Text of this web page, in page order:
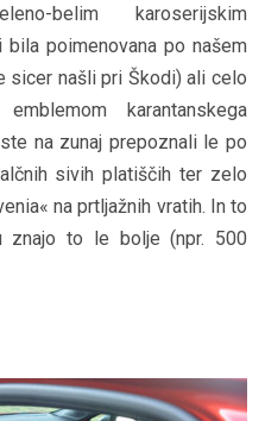
belim karoserijskim
poimenovana po našem
sicer našli pri Škodi) ali celo
karantanskega
na zunaj prepoznali le po
sivih platiščih ter zelo
na prtljažnih vratih. In to
znajo to le bolje (npr. 500